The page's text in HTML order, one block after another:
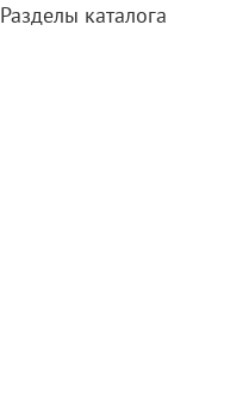
Разделы каталога